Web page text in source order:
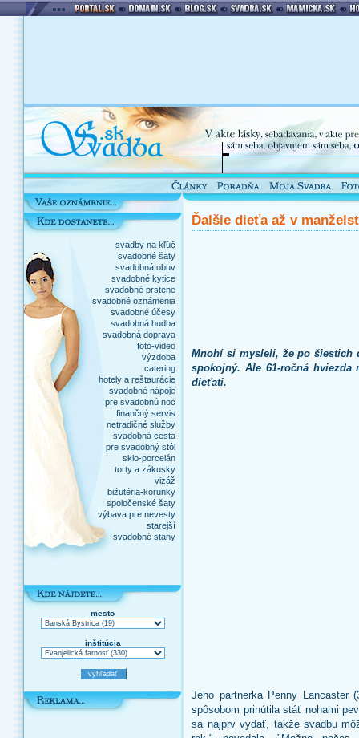
svadby na kľúč
svadobné šaty
svadobná obuv
svadobné kytice
svadobné prstene
svadobné oznámenia
svadobné účesy
svadobná hudba
svadobná doprava
foto-video
výzdoba
catering
hotely a reštaurácie
svadobné nápoje
pre svadobnú noc
finančný servis
netradičné služby
svadobná cesta
pre svadobný stôl
sklo-porcelán
torty a zákusky
vizáž
bižutéria-korunky
spoločenské šaty
výbava pre nevesty
starejší
svadobné stany
mesto
inštitúcia
Ďalšie dieťa až v
Mnohí si mysleli, že po šiestich
spokojný. Ale 61-ročná
dieťati.
Jeho partnerka Penny Lancaster
spôsobom prinútila stáť nohami
sa najprv vydať, takže svadbu